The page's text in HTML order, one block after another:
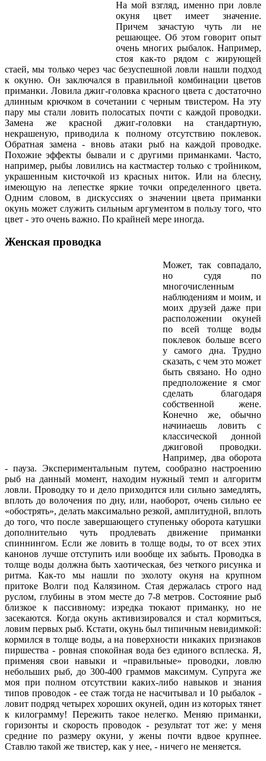
На мой взгляд, именно при ловле
окуня цвет имеет значение.
Причем зачастую чуть ли не
решающее. Об этом говорит опыт
очень многих рыбалок. Например,
стоя как-то рядом с жирующей
стаей, мы только через час безуспешной ловли нашли подход
к окуню. Он заключался в правильной комбинации цветов
приманки. Ловила джиг-головка красного цвета с достаточно
длинным крючком в сочетании с черным твистером. На эту
пару мы стали ловить полосатых почти с каждой проводки.
Замена же красной джиг-головки на стандартную,
некрашеную, приводила к полному отсутствию поклевок.
Обратная замена - вновь атаки рыб на каждой проводке.
Похожие эффекты бывали и с другими приманками. Часто,
например, рыбы ловились на кастмастер только с тройником,
украшенным кисточкой из красных ниток. Или на блесну,
имеющую на лепестке яркие точки определенного цвета.
Одним словом, в дискуссиях о значении цвета приманки
окунь может служить сильным аргументом в пользу того, что
цвет - это очень важно. По крайней мере иногда.
Женская проводка
Может, так совпадало,
но судя по
многочисленным
наблюдениям и моим, и
моих друзей даже при
расположении окуней
по всей толще воды
поклевок больше всего
у самого дна. Трудно
сказать, с чем это может
быть связано. Но одно
предположение я смог
сделать благодаря
собственной жене.
Конечно же, обычно
начинаешь ловить с
классической донной
джиговой проводки.
Например, два оборота
- пауза. Экспериментальным путем, сообразно настроению
рыб на данный момент, находим нужный темп и алгоритм
ловли. Проводку то и дело приходится или сильно замедлять,
вплоть до волочения по дну, или, наоборот, очень сильно ее
«обострять», делать максимально резкой, амплитудной, вплоть
до того, что после завершающего ступеньку оборота катушки
дополнительно чуть продлевать движение приманки
спиннингом. Если же ловить в толще воды, то от всех этих
канонов лучше отступить или вообще их забыть. Проводка в
толще воды должна быть хаотическая, без четкого рисунка и
ритма. Как-то мы нашли по эхолоту окуня на крупном
притоке Волги под Калязином. Стая держалась строго над
руслом, глубины в этом месте до 7-8 метров. Состояние рыб
близкое к пассивному: изредка тюкают приманку, но не
засекаются. Когда окунь активизировался и стал кормиться,
ловим первых рыб. Кстати, окунь был типичным невидимкой:
кормился в толще воды, а на поверхности никаких признаков
пиршества - ровная спокойная вода без единого всплеска. Я,
применяя свои навыки и «правильные» проводки, ловлю
небольших рыб, до 300-400 граммов максимум. Супруга же
моя при полном отсутствии каких-либо навыков и знания
типов проводок - ее стаж тогда не насчитывал и 10 рыбалок -
ловит подряд четырех хороших окуней, один из которых тянет
к килограмму! Пережить такое нелегко. Меняю приманки,
горизонты и скорость проводок - результат тот же: у меня
средние по размеру окуни, у жены почти вдвое крупнее.
Ставлю такой же твистер, как у нее, - ничего не меняется.